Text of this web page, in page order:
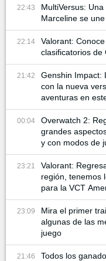
22:43
MultiVersus:
Marceline se
22:14
Valorant:
clasificatorios de
21:42
Genshin Impact:
con la nueva
aventuras en
00:04
Overwatch 2:
grandes
y con modos de
23:21
Valorant:
región, tenemos
para la VCT
23:09
Mira el primer
algunas de las
juego
21:46
Todos los